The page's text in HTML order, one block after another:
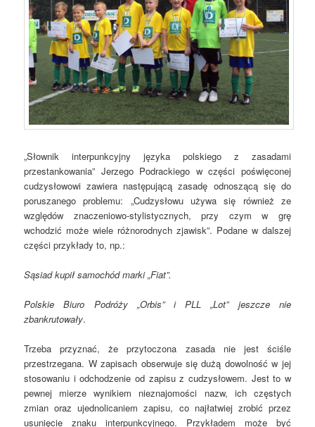
„Słownik interpunkcyjny języka polskiego z zasadami
przestankowania” Jerzego Podrackiego w części poświęconej
cudzysłowowi zawiera następującą zasadę odnoszącą się do
poruszanego problemu: „Cudzysłowu używa się również ze
względów znaczeniowo-stylistycznych, przy czym w grę
wchodzić może wiele różnorodnych zjawisk”. Podane w dalszej
części przykłady to, np.:
Sąsiad kupił samochód marki „Fiat”.
Polskie Biuro Podróży „Orbis” i PLL „Lot” jeszcze nie
zbankrutowały.
Trzeba przyznać, że przytoczona zasada nie jest ściśle
przestrzegana. W zapisach obserwuje się dużą dowolność w jej
stosowaniu i odchodzenie od zapisu z cudzysłowem. Jest to w
pewnej mierze wynikiem nieznajomości nazw, ich częstych
zmian oraz ujednolicaniem zapisu, co najłatwiej zrobić przez
usunięcie znaku interpunkcyjnego. Przykładem może być